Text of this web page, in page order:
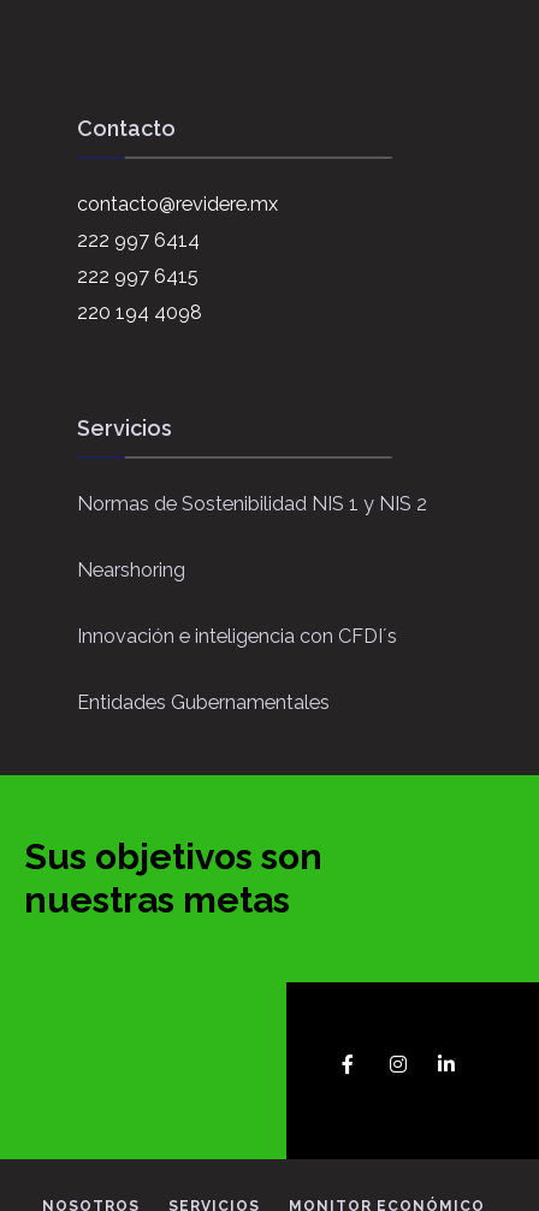
Contacto
contacto@revidere.mx
222 997 6414
222 997 6415
220 194 4098
Servicios
Normas de Sostenibilidad NIS 1 y NIS 2
Nearshoring
Innovación e inteligencia con CFDI´s
Entidades Gubernamentales
Sus objetivos son
nuestras metas
NOSOTROS SERVICIOS MONITOR ECONÓMICO